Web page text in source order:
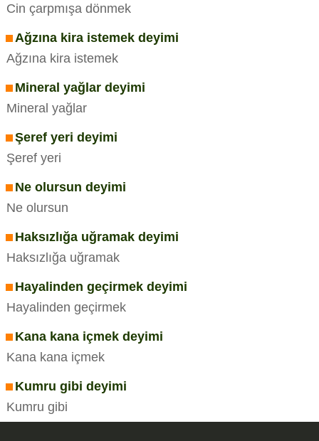
Cin çarpmışa dönmek
Ağzına kira istemek deyimi
Ağzına kira istemek
Mineral yağlar deyimi
Mineral yağlar
Şeref yeri deyimi
Şeref yeri
Ne olursun deyimi
Ne olursun
Haksızlığa uğramak deyimi
Haksızlığa uğramak
Hayalinden geçirmek deyimi
Hayalinden geçirmek
Kana kana içmek deyimi
Kana kana içmek
Kumru gibi deyimi
Kumru gibi